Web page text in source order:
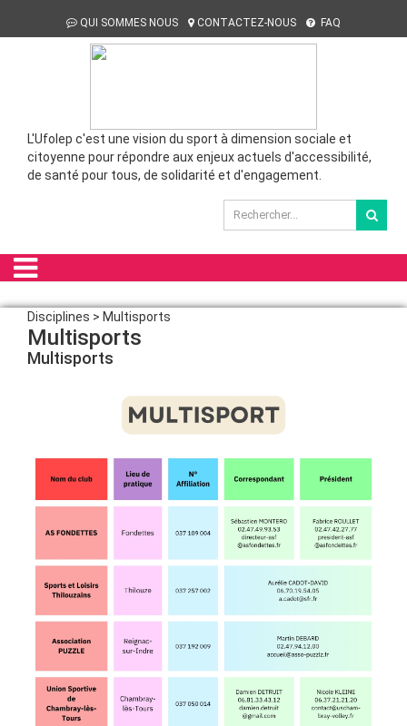
QUI SOMMES NOUS CONTACTEZ-NOUS FAQ
L'Ufolep c'est une vision du sport à dimension sociale et
citoyenne pour répondre aux enjeux actuels d'accessibilité,
de santé pour tous, de solidarité et d'engagement.
Disciplines > Multisports
Multisports
Multisports